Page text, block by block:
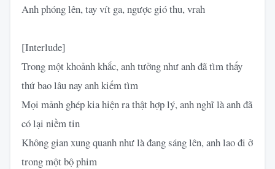
Anh phóng lên, tay vít ga, ngược gió thu, vrah
[Interlude]
Trong một khoảnh khắc, anh tưởng như anh đã tìm thấy
thứ bao lâu nay anh kiếm tìm
Mọi mảnh ghép kia hiện ra thật hợp lý, anh nghĩ là anh đã
có lại niềm tin
Không gian xung quanh như là đang sáng lên, anh lao đi ở
trong một bộ phim